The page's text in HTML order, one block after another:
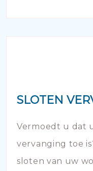
SLOTEN
Vermoedt u dat
vervanging toe
sloten van uw